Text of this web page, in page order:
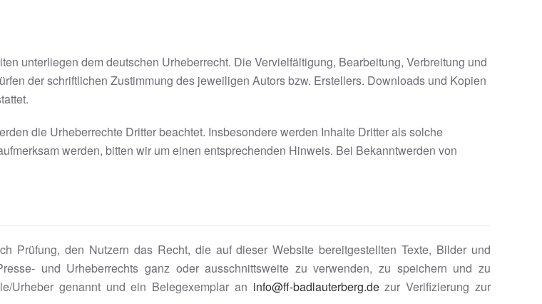
unterliegen dem deutschen Urheberrecht. Die Vervielfältigung, Bearbeitung, Verbreitung und
der schriftlichen Zustimmung des jeweiligen Autors bzw. Erstellers. Downloads und Kopien
die Urheberrechte Dritter beachtet. Insbesondere werden Inhalte Dritter als solche
werden, bitten wir um einen entsprechenden Hinweis. Bei Bekanntwerden von
Prüfung, den Nutzern das Recht, die auf dieser Website bereitgestellten Texte, Bilder und
und Urheberrechts ganz oder ausschnittsweite zu verwenden, zu speichern und zu
Urheber genannt und ein Belegexemplar an info@ff-badlauterberg.dezur Verifizierung zur